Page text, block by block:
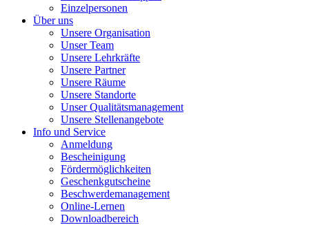
Einzelpersonen
Über uns
Unsere Organisation
Unser Team
Unsere Lehrkräfte
Unsere Partner
Unsere Räume
Unsere Standorte
Unser Qualitätsmanagement
Unsere Stellenangebote
Info und Service
Anmeldung
Bescheinigung
Fördermöglichkeiten
Geschenkgutscheine
Beschwerdemanagement
Online-Lernen
Downloadbereich